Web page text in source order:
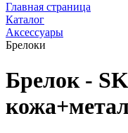
Главная страница
Каталог
Аксессуары
Брелоки
Брелок -